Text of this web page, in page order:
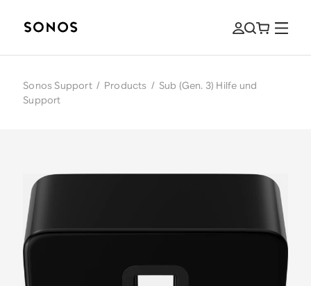
Sonos Support / Products / Sub (Gen. 3) Hilfe und
Support